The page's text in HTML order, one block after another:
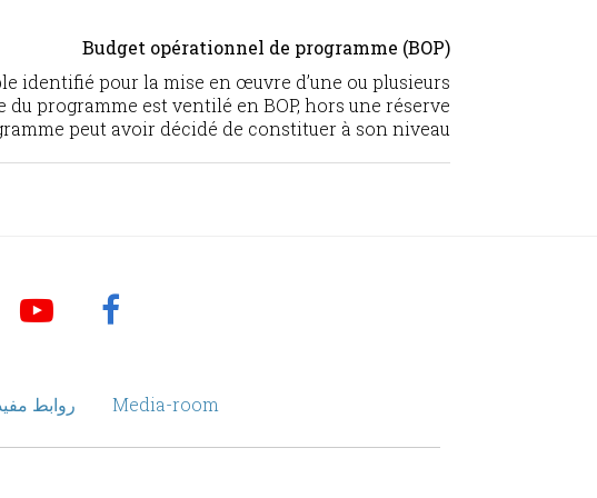
Budget opérationnel de programme (BOP)
identifié pour la mise en œuvre d’une ou plusieurs
programme est ventilé en BOP, hors une réserve
peut avoir décidé de constituer à son niveau
Media-room روابط